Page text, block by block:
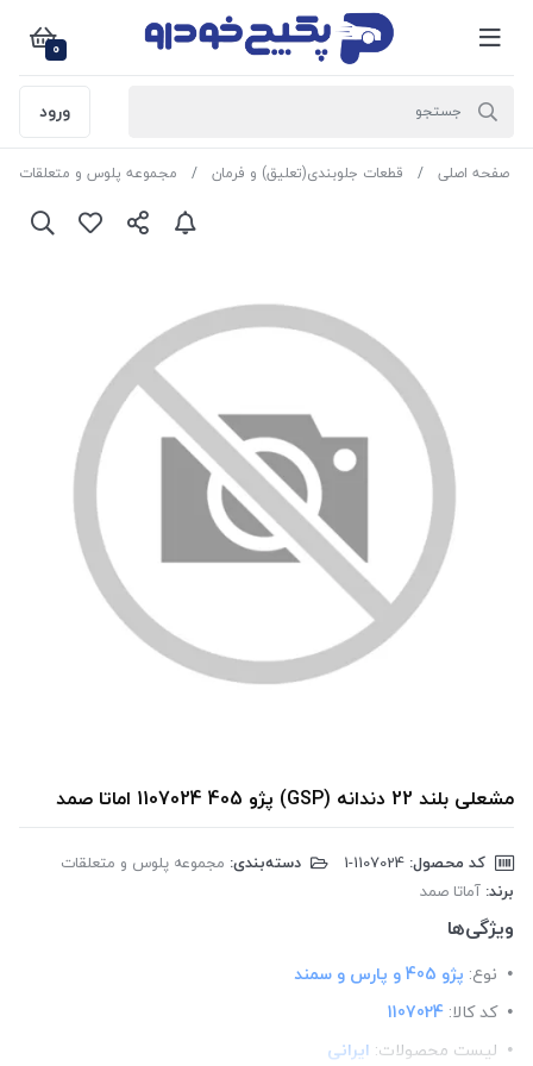
0
ورود
صفحه اصلی قطعات جلوبندی(تعلیق) و فرمان مجموعه پلوس و متعلقات
مشعلی بلند 22 دندانه (GSP) پژو 405 1107024 اماتا صمد
کد محصول: دسته‌بندی: مجموعه پلوس و متعلقات
برند: آماتا صمد
ویژگی‌ها
نوع: پژو 405 و پارس و سمند
کد کالا: 1107024
لیست محصولات: ایرانی